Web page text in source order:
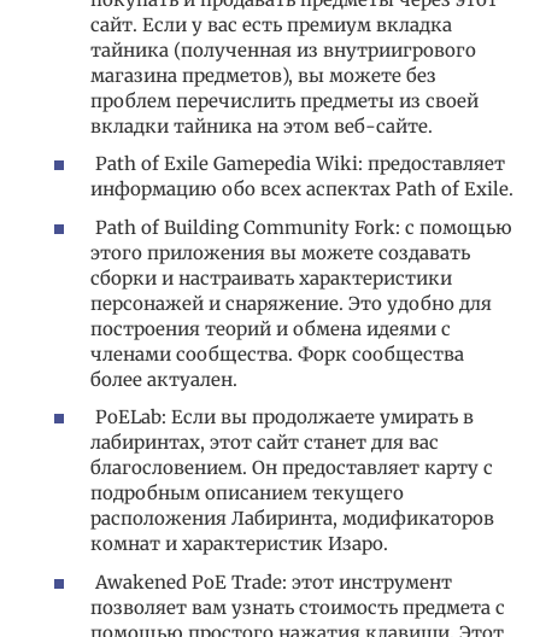
сайт. Если у вас есть премиум вкладка
тайника (полученная из внутриигрового
магазина предметов), вы можете без
проблем перечислить предметы из своей
вкладки тайника на этом веб-сайте.
Path of Exile Gamepedia Wiki: предоставляет
информацию обо всех аспектах Path of Exile.
Path of Building Community Fork: с помощью
этого приложения вы можете создавать
сборки и настраивать характеристики
персонажей и снаряжение. Это удобно для
построения теорий и обмена идеями с
членами сообщества. Форк сообщества
более актуален.
PoELab: Если вы продолжаете умирать в
лабиринтах, этот сайт станет для вас
благословением. Он предоставляет карту с
подробным описанием текущего
расположения Лабиринта, модификаторов
комнат и характеристик Изаро.
Awakened PoE Trade: этот инструмент
позволяет вам узнать стоимость предмета с